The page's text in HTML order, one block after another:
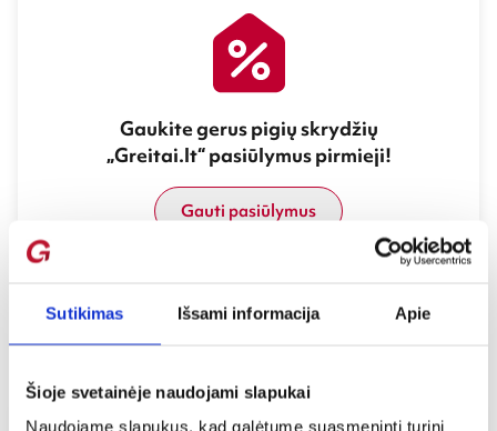
Sutikimas Išsami informacija Apie
Šioje svetainėje naudojami slapukai
Naudojame slapukus, kad galėtume suasmeninti turinį
Gaukite gerus pigių skrydžių
„Greitai.lt“ pasiūlymus pirmieji!
Gauti pasiūlymus
Kelionių manijos įrašai apie Melburną